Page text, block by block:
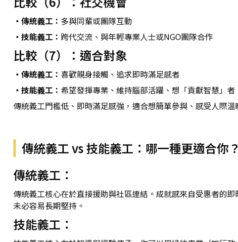
・傳統義工： 多與同輩或團隊互動
・技能義工： 跨代交流、與年輕專業人士或NGO團隊合作
比較（7）：適合對象
・傳統義工： 喜歡親身接觸、追求即時滿足感者
・技能義工： 希望發揮專業、維持腦部活躍、想「貢獻智慧」者
傳統義工門檻低、即時滿足感強，適合想簡單參與、感受人際
傳統義工 vs 技能義工：哪一種更適合你？
傳統義工：
傳統義工核心在於直接援助與社區連結。成就感來自受惠者的
未必容易長期堅持。
技能義工：